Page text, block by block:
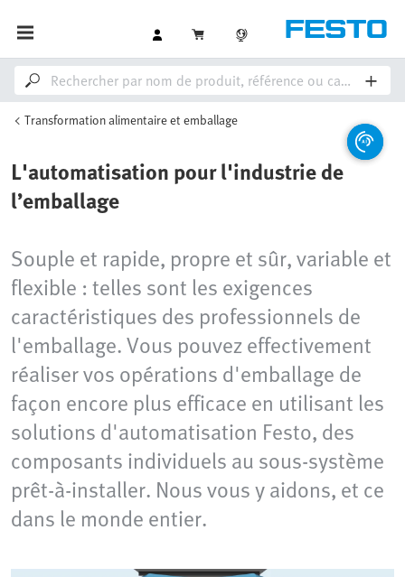
Transformation alimentaire et emballage
L'automatisation pour l'industrie de
l’emballage
Souple et rapide, propre et sûr, variable et
flexible : telles sont les exigences
caractéristiques des professionnels de
l'emballage. Vous pouvez effectivement
réaliser vos opérations d'emballage de
façon encore plus efficace en utilisant les
solutions d'automatisation Festo, des
composants individuels au sous-système
prêt-à-installer. Nous vous y aidons, et ce
dans le monde entier.